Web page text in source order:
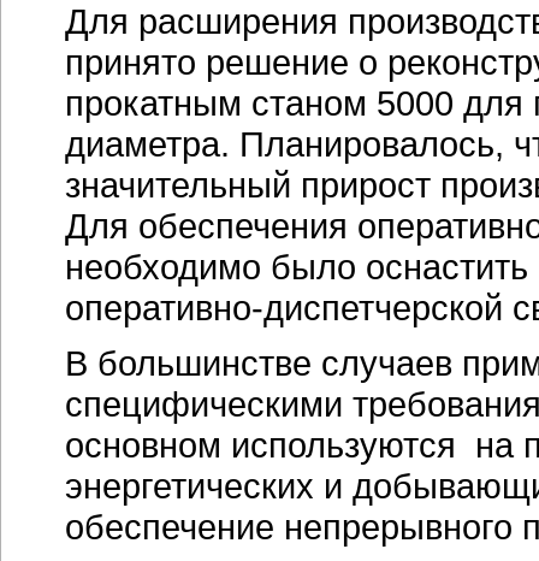
Для расширения
принято решение о
прокатным станом 5000 для
диаметра. Планировалось,
значительный прирост
Для обеспечения
необходимо было оснастить
оперативно-диспетчерской
В большинстве случаев
специфическими
основном используются на
энергетических и
обеспечение непрерывного